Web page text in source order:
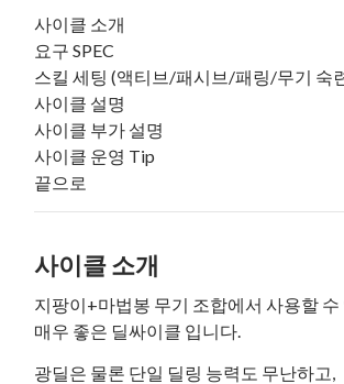
사이클 소개
요구 SPEC
스킬 세팅 (액티브/패시브/패링/무기 숙
사이클 설명
사이클 부가 설명
사이클 운영 Tip
끝으로
사이클 소개
지팡이+마법봉 무기 조합에서 사용할 수
매우 좋은 딜싸이클 입니다.
광딜은 물론 단일 딜링 능력도 무난하고,